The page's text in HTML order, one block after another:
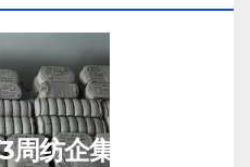
纺企集中入场